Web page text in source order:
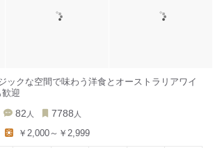
ックな空間で味わう洋食とオーストラリアワイ
迎
82 人 7788 人
￥2,000～￥2,999